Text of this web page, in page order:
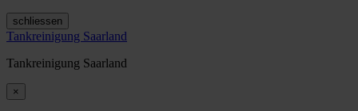
schliessen
Tankreinigung Saarland
Tankreinigung Saarland
×